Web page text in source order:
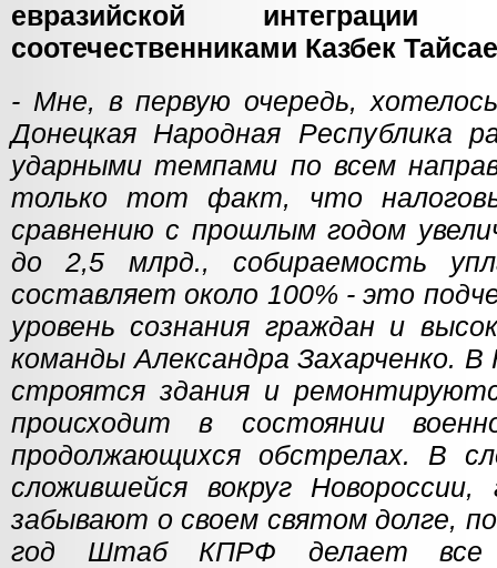
евразийской
соотечественниками Казбек
- Мне, в первую очередь,
Донецкая Народная Республика
ударными темпами по всем
только тот факт, что
сравнению с прошлым годом
до 2,5 млрд., собираемость
составляет около 100% - это
уровень сознания граждан и
команды Александра Захарченко. В
строятся здания и
происходит в состоянии
продолжающихся обстрелах. В
сложившейся вокруг
забывают о своем святом долге,
год Штаб КПРФ делает все